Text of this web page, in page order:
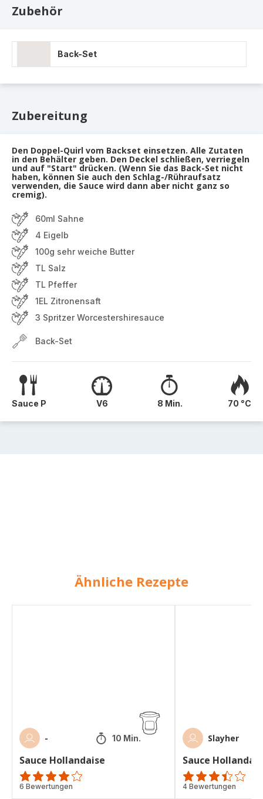
Zubehör
Back-Set
Zubereitung
Den Doppel-Quirl vom Backset einsetzen. Alle Zutaten
in den Behälter geben. Den Deckel schließen, verriegeln
und auf "Start" drücken. (Wenn Sie das Back-Set nicht
haben, können Sie auch den Schlag-/Rühraufsatz
verwenden, die Sauce wird dann aber nicht ganz so
cremig).
60ml Sahne
4 Eigelb
100g sehr weiche Butter
TL Salz
TL Pfeffer
1EL Zitronensaft
3 Spritzer Worcestershiresauce
Back-Set
Sauce P V6 8 Min. 70 °C
Ähnliche Rezepte
- 10 Min.
Sauce Hollandaise
Bewertung
6 Bewertungen
Slayher
Sauce
ratings.3.4
4 Bewertungen